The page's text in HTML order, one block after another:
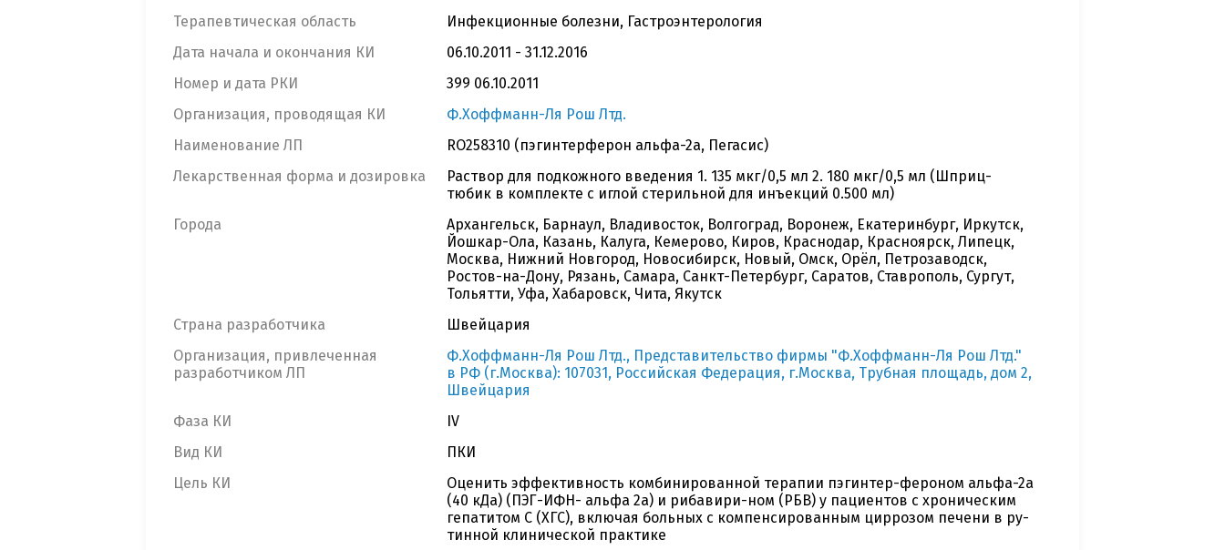
Терапевтическая область
Инфекционные болезни, Гастроэнтерология
Дата начала и окончания КИ
06.10.2011 - 31.12.2016
Номер и дата РКИ
399 06.10.2011
Организация, проводящая КИ
Ф.Хоффманн-Ля Рош Лтд.
Наименование ЛП
RO258310 (пэгинтерферон альфа-2а, Пегасис)
Лекарственная форма и дозировка
Раствор для подкожного введения 1. 135 мкг/0,5 мл 2. 180 мкг/0,5 мл (Шприц-
тюбик в комплекте с иглой стерильной для инъекций 0.500 мл)
Города
Архангельск, Барнаул, Владивосток, Волгоград, Воронеж, Екатеринбург, Иркутск,
Йошкар-Ола, Казань, Калуга, Кемерово, Киров, Краснодар, Красноярск, Липецк,
Москва, Нижний Новгород, Новосибирск, Новый, Омск, Орёл, Петрозаводск,
Ростов-на-Дону, Рязань, Самара, Санкт-Петербург, Саратов, Ставрополь, Сургут,
Тольятти, Уфа, Хабаровск, Чита, Якутск
Страна разработчика
Швейцария
Организация, привлеченная
разработчиком ЛП
Ф.Хоффманн-Ля Рош Лтд., Представительство фирмы "Ф.Хоффманн-Ля Рош Лтд."
в РФ (г.Москва): 107031, Российская Федерация, г.Москва, Трубная площадь, дом 2,
Швейцария
Фаза КИ
IV
Вид КИ
ПКИ
Цель КИ
Оценить эффективность комбинированной терапии пэгинтер-фероном альфа-2а
(40 кДа) (ПЭГ-ИФН- альфа 2а) и рибавири-ном (РБВ) у пациентов с хроническим
гепатитом С (ХГС), включая больных с компенсированным циррозом печени в ру-
тинной клинической практике